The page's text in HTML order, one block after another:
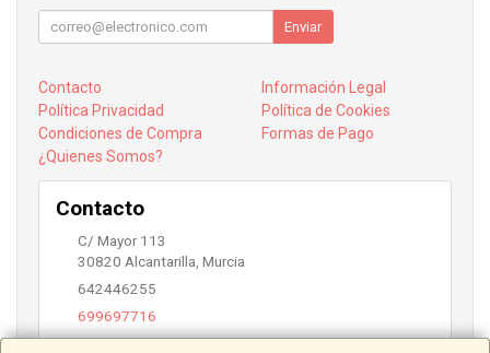
Enviar
Contacto
Información Legal
Política Privacidad
Política de Cookies
Condiciones de Compra
Formas de Pago
¿Quienes Somos?
Contacto
C/ Mayor 113
30820 Alcantarilla Murcia
642446255
699697716
info@alcantarilla.com